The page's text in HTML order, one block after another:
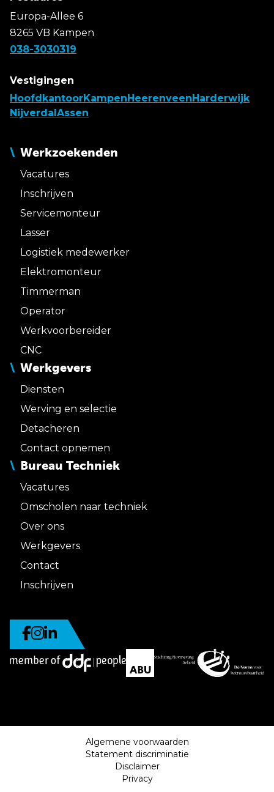
Europa-Allee 6
8265 VB Kampen
038-3030319
Vestigingen
HoofdkantoorKampen Heerenveen Harderwijk
Nijverdal Assen
Werkzoekenden
Vacatures
Inschrijven
Servicemonteur
Lasser
Logistiek medewerker
Elektromonteur
Timmerman
Operator
Werkvoorbereider
CNC
Werkgevers
Diensten
Werving en selectie
Detacheren
Contact opnemen
Bureau Techniek
Vacatures
Omscholen naar techniek
Over ons
Werkgevers
Contact
Inschrijven
Algemene voorwaarden
Statement discriminatie
Disclaimer
Privacy